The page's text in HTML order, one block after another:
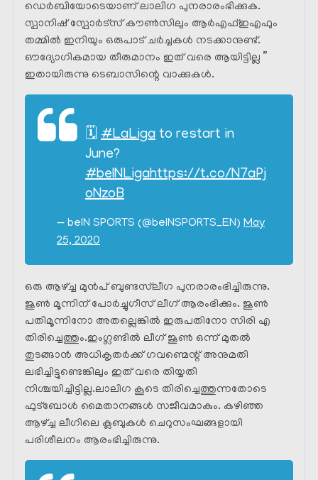
ഡെർബിയോടെയാണ് ലാലിഗ പുനരാരംഭിക്കുക.
സ്പാനിഷ് സ്പോർട്സ് കൗൺസിലും ആർഎഫ്ഇഎഫും
തമ്മിൽ ഇനിയും ഒരുപാട് ചർച്ചകൾ നടക്കാനുണ്ട്.
ഔദ്യോഗികമായ തീരുമാനം ഇത് വരെ ആയിട്ടില്ല ”
ഇതായിരുന്നു ടെബാസിന്റെ വാക്കുകൾ.
🗓️ #LaLiga to restart in
June?
#beINLigahttps://t.co/N7aPj
oNzoB
— beIN SPORTS (@beINSPORTS_EN) May
25, 2020
ഒരു ആഴ്ച്ച മുൻപ് ബുണ്ടസ്‌ലീഗ പുനരാരംഭിച്ചിരുന്നു.
ജൂൺ മൂന്നിന് പോർച്ചുഗീസ് ലീഗ് ആരംഭിക്കും. ജൂൺ
പതിമൂന്നിനോ അതല്ലെങ്കിൽ ഇരുപതിനോ സിരി എ
തിരിച്ചെത്തും.ഇംഗ്ലണ്ടിൽ ലീഗ് ജൂൺ ഒന്ന് മുതൽ
തുടങ്ങാൻ അധികൃതർക്ക് ഗവണ്മെന്റ് അനുമതി
ലഭിച്ചിട്ടുണ്ടെങ്കിലും ഇത് വരെ തിയ്യതി
നിശ്ചയിച്ചിട്ടില്ല.ലാലിഗ കൂടെ തിരിച്ചെത്തുന്നതോടെ
ഫുട്ബോൾ മൈതാനങ്ങൾ സജീവമാകും. കഴിഞ്ഞ
ആഴ്ച്ച ലീഗിലെ ക്ലബുകൾ ചെറുസംഘങ്ങളായി
പരിശീലനം ആരംഭിച്ചിരുന്നു.